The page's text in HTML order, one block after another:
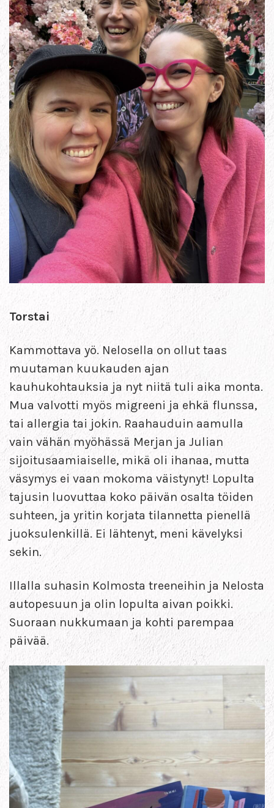
Torstai
Kammottava yö. Nelosella on ollut taas
muutaman kuukauden ajan
kauhukohtauksia ja nyt niitä tuli aika monta.
Mua valvotti myös migreeni ja ehkä flunssa,
tai allergia tai jokin. Raahauduin aamulla
vain vähän myöhässä Merjan ja Julian
sijoitusaamiaiselle, mikä oli ihanaa, mutta
väsymys ei vaan mokoma väistynyt! Lopulta
tajusin luovuttaa koko päivän osalta töiden
suhteen, ja yritin korjata tilannetta pienellä
juoksulenkillä. Ei lähtenyt, meni kävelyksi
sekin.
Illalla suhasin Kolmosta treeneihin ja Nelosta
autopesuun ja olin lopulta aivan poikki.
Suoraan nukkumaan ja kohti parempaa
päivää.